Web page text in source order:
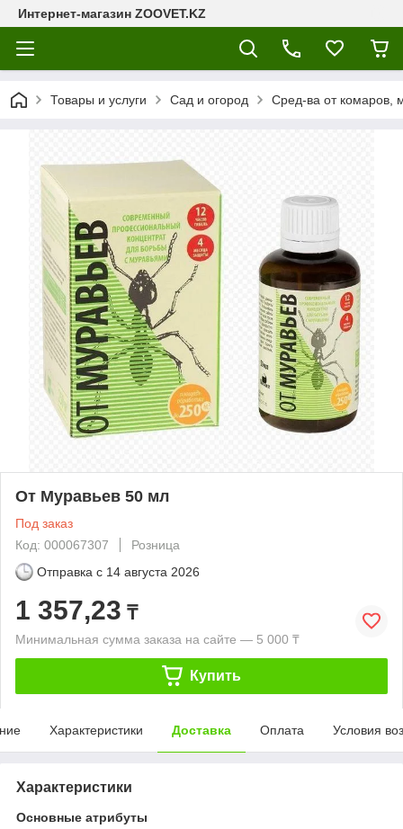
Интернет-магазин ZOOVET.KZ
Товары и услуги Сад и огород Сред-ва от комаров,
От Муравьев 50 мл
Под заказ
Код: 000067307
Розница
Отправка с 14 августа 2026
1 357,23 ₸
Минимальная сумма заказа на сайте — 5 000 ₸
Купить
Характеристики Доставка Оплата Условия
Характеристики
Основные атрибуты